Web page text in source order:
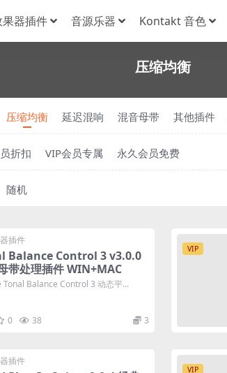
果器插件 音源乐器 Kontakt 音色
压缩均衡
压缩均衡 延迟混响 混音母带 其他插件
折扣 VIP会员专属 永久会员免费
随机
插件
Balance Control 3 v3.0.0
带处理插件 WIN+MAC
Balance Control 3 动态平...
0 38 3
VIP
插件
VIP